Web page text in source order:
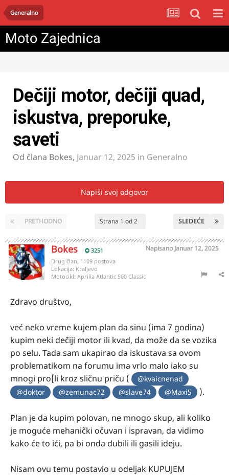
Generalno
Moto Zajednica
Dečiji motor, dečiji quad,
iskustva, preporuke,
saveti
Od člana Bokes, Januar 12, 2025 in Generalno
Napiši svoj odgovor
PRETHODNO SLEDEĆE
Strana 1 od 2
Bokes 3251 Napisano Januar 12, 2025
Drug član, 1109 postova
Lokacija: Kraljevo
Motocikl: Aprilia Atlantic 500 Classic
Zdravo društvo,
već neko vreme kujem plan da sinu (ima 7 godina)
kupim neki dečiji motor ili kvad, da može da se vozika
po selu. Tada sam ukapirao da iskustava sa ovom
problematikom na forumu ima vrlo malo iako su
mnogi pro[li kroz sličnu priču (
@kvaicnenad
@doktor
@zemunac72 @slave74 @MaxiS ).
Plan je da kupim polovan, ne mnogo skup, ali koliko
je moguće mehanički očuvan i ispravan, da vidimo
kako će to ići, pa bi onda dubili ili gasili ideju.
Nisam ovu temu postavio u odeljak KUPUJEM